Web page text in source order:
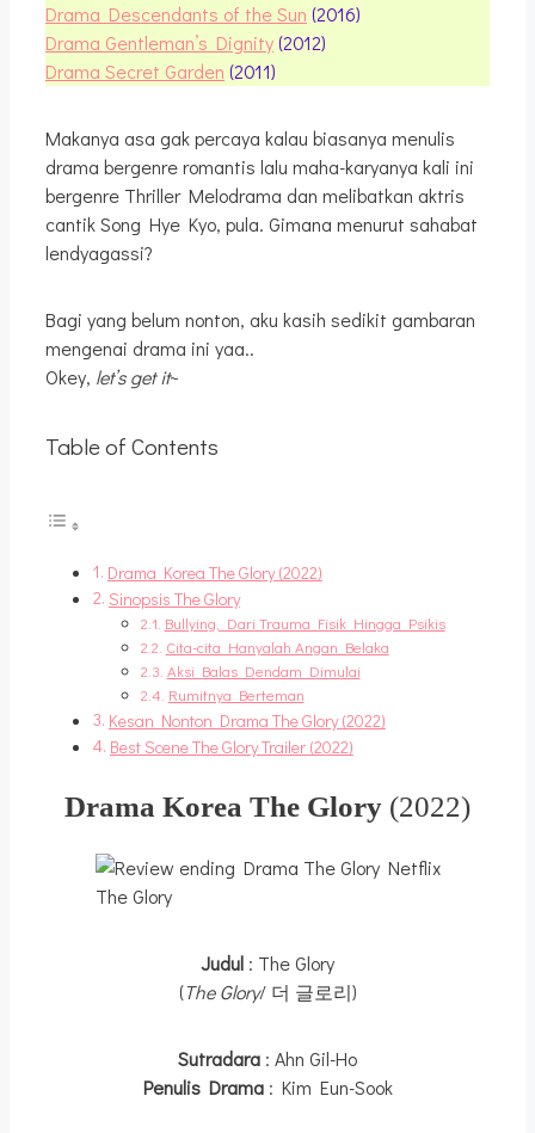
Drama Descendants of the Sun (2016)
Drama Gentleman’s Dignity(2012)
Drama Secret Garden (2011)
Makanya asa gak percaya kalau biasanya menulis
drama bergenre romantis lalu maha-karyanya kali ini
bergenre Thriller Melodrama dan melibatkan aktris
cantik Song Hye Kyo, pula. Gimana menurut sahabat
lendyagassi?
Bagi yang belum nonton, aku kasih sedikit gambaran
mengenai drama ini yaa..
Okey, let’s get it~
Table of Contents
Drama Korea The Glory (2022)
Sinopsis The Glory
Bullying, Dari Trauma Fisik Hingga Psikis
Cita-cita Hanyalah Angan Belaka
Aksi Balas Dendam Dimulai
Rumitnya Berteman
Kesan Nonton Drama The Glory (2022)
Best Scene The Glory Trailer (2022)
Drama Korea The Glory (2022)
The Glory
Judul : The Glory
(The Glory/ 더 글로리)
Sutradara : Ahn Gil-Ho
Penulis Drama : Kim Eun-Sook